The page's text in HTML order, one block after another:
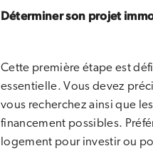
Déterminer son projet
Cette première étape est
essentielle. Vous devez
vous recherchez ainsi que
financement possibles.
logement pour investir ou